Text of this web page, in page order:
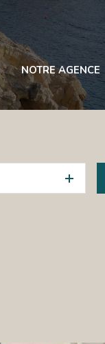
NOTRE AGENCE